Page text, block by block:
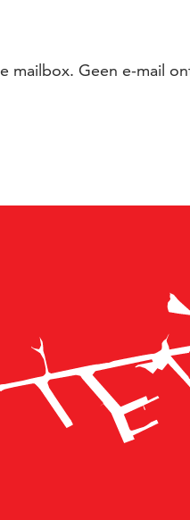
mailbox. Geen e-mail